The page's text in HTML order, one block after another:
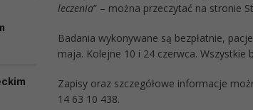
leczenia” – można przeczytać na stronie
Badania wykonywane są bezpłatnie,
maja. Kolejne 10 i 24 czerwca. Wszystkie
Zapisy oraz szczegółowe informacje
14 63 10 438.